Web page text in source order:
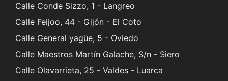
Calle Conde Sizzo, 1 - Langreo
Calle Feijoo, 44 - Gijón - El Coto
Calle General yagüe, 5 - Oviedo
Calle Maestros Martín Galache, S/n - Siero
Calle Olavarrieta, 25 - Valdes - Luarca